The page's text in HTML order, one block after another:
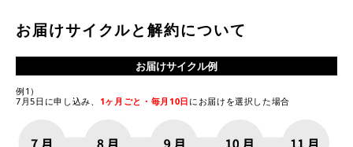
お届けサイクルと解約について
お届けサイクル例
例1）
7月5日に申し込み、 1ヶ月ごと・毎月10日 にお届けを選択した場合